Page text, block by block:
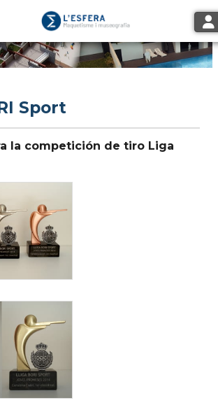
Sport
la competición de tiro Liga